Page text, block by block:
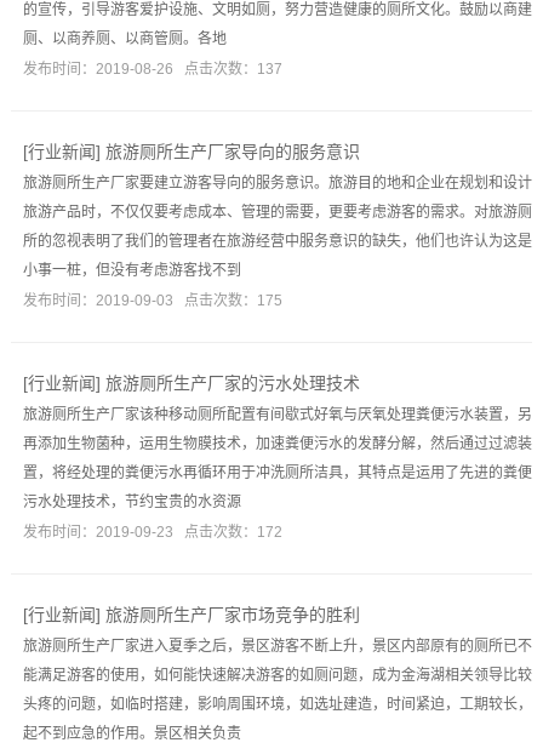
的宣传，引导游客爱护设施、文明如厕，努力营造健康的厕所文化。鼓励以商建
厕、以商养厕、以商管厕。各地
发布时间：2019-08-26 点击次数：137
[行业新闻] 旅游厕所生产厂家导向的服务意识
旅游厕所生产厂家要建立游客导向的服务意识。旅游目的地和企业在规划和设计
旅游产品时，不仅仅要考虑成本、管理的需要，更要考虑游客的需求。对旅游厕
所的忽视表明了我们的管理者在旅游经营中服务意识的缺失，他们也许认为这是
小事一桩，但没有考虑游客找不到
发布时间：2019-09-03 点击次数：175
[行业新闻] 旅游厕所生产厂家的污水处理技术
旅游厕所生产厂家该种移动厕所配置有间歇式好氧与厌氧处理粪便污水装置，另
再添加生物菌种，运用生物膜技术，加速粪便污水的发酵分解，然后通过过滤装
置，将经处理的粪便污水再循环用于冲洗厕所洁具，其特点是运用了先进的粪便
污水处理技术，节约宝贵的水资源
发布时间：2019-09-23 点击次数：172
[行业新闻] 旅游厕所生产厂家市场竞争的胜利
旅游厕所生产厂家进入夏季之后，景区游客不断上升，景区内部原有的厕所已不
能满足游客的使用，如何能快速解决游客的如厕问题，成为金海湖相关领导比较
头疼的问题，如临时搭建，影响周围环境，如选址建造，时间紧迫，工期较长，
起不到应急的作用。景区相关负责